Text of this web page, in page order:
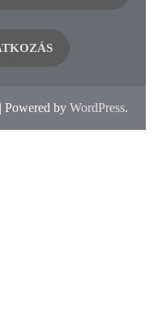
| Powered by WordPress.